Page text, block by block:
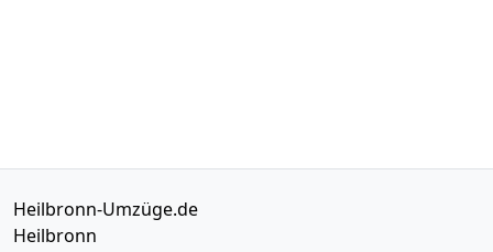
Heilbronn-Umzüge.de
Heilbronn